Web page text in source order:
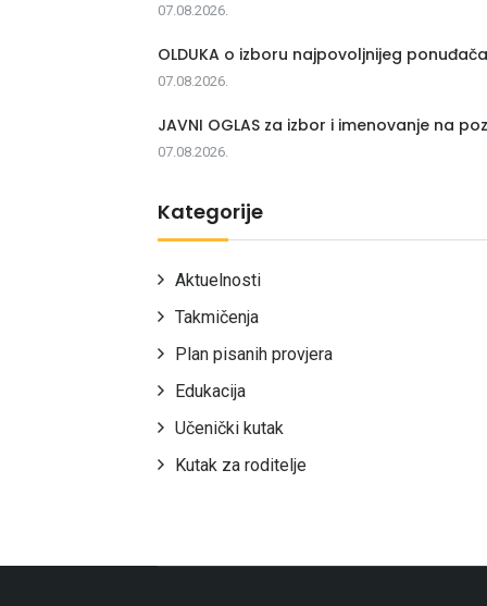
07.08.2026.
OLDUKA o izboru najpovoljnijeg
07.08.2026.
JAVNI OGLAS za izbor i imenovanje na
07.08.2026.
Kategorije
Aktuelnosti
Takmičenja
Plan pisanih provjera
Edukacija
Učenički kutak
Kutak za roditelje